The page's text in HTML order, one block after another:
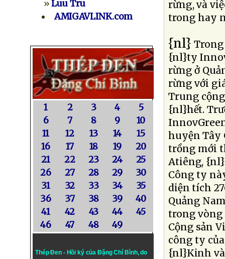
»Luu Tru
AMIGAVLINK.com
1 2 3 4
5
6
7 8 9
10
11
12 13 14
15
16
17 18 19
20
21
22 23 24
25
26
27 28 29
30
31
32 33 34
35
36
37 38 39
40
41
42 43 44
45
46
47 48 49
Thép Đen - Hồi ký của Đặng Chí Bình, do
rừng, và
trong hay
{nl}
{nl}ty
rừng ở
rừng với
Trung
{nl}hết.
huyện Tây
trồng mới
Atiêng,
Công ty
diện tích
Quảng
trong vòng
Cộng sản
công ty
{nl}Kinh và